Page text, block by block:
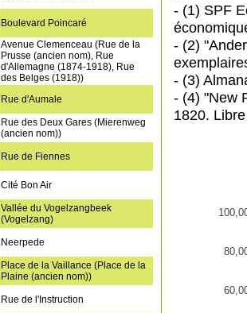
Boulevard Poincaré
Avenue Clemenceau (Rue de la
Prusse (ancien nom), Rue
d'Allemagne (1874-1918), Rue
des Belges (1918))
Rue d'Aumale
Rue des Deux Gares (Mierenweg
(ancien nom))
Rue de Fiennes
Cité Bon Air
Vallée du Vogelzangbeek
(Vogelzang)
Neerpede
Place de la Vaillance (Place de la
Plaine (ancien nom))
Rue de l'Instruction
- (1) SPF
- (2)
- (3)
- (4) "New
1820.